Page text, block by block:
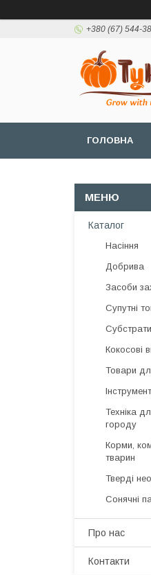
+380 (67) 544-
ГОЛОВНА
Каталог
Насіння
Добрива
Засоби
Супутні
Субстрати
Кокосові
Товари
Техніка
городу
Корми,
тварин
Тверді
Сонячні
Про нас
Контакти